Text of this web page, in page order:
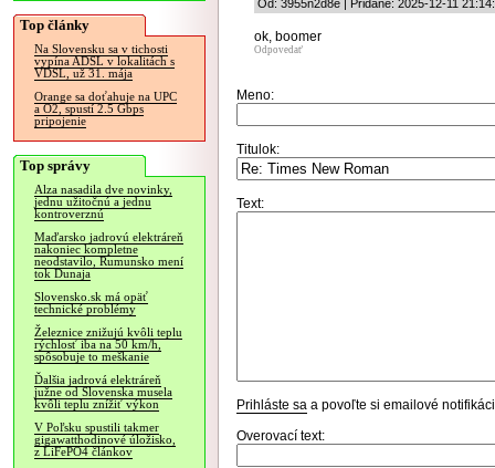
Top články
Na Slovensku sa v tichosti
vypína ADSL v lokalitách s
VDSL, už 31. mája
Orange sa doťahuje na UPC
a O2, spustí 2.5 Gbps
pripojenie
Top správy
Alza nasadila dve novinky,
jednu užitočnú a jednu
kontroverznú
Maďarsko jadrovú elektráreň
nakoniec kompletne
neodstavilo, Rumunsko mení
tok Dunaja
Slovensko.sk má opäť
technické problémy
Železnice znižujú kvôli teplu
rýchlosť iba na 50 km/h,
spôsobuje to meškanie
Ďalšia jadrová elektráreň
južne od Slovenska musela
kvôli teplu znížiť výkon
V Poľsku spustili takmer
gigawatthodinové úložisko,
z LiFePO4 článkov
Od: 3955n2d8e | Pridané: 2025-12-11
ok, boomer
Odpovedať
Meno:
Titulok:
Text:
Prihláste sa a povoľte si emailové
Overovací text: